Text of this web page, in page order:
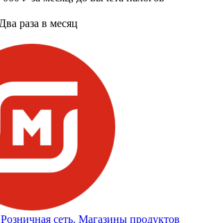
раза в месяц
сеть. Магазины продуктов